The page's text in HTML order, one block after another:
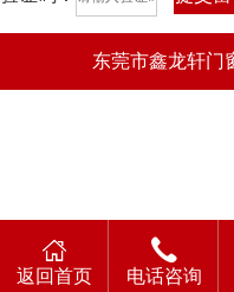
东莞市鑫龙轩门
返回首页 电话咨询